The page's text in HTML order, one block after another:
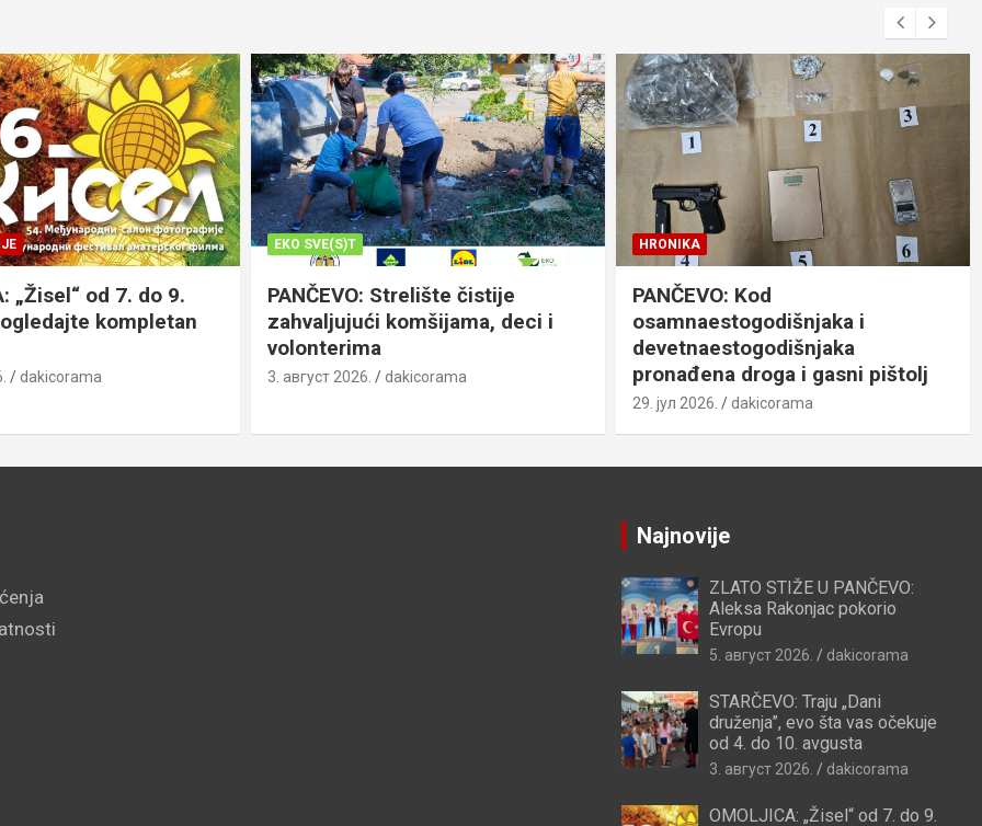
„Žisel“ od 7. do 9.
kompletan
dakicorama
EKO SVE(S)T
PANČEVO: Strelište čistije
zahvaljujući komšijama, deci i
volonterima
3. август 2026. dakicorama
HRONIKA
PANČEVO: Kod
osamnaestogodišnjaka i
devetnaestogodišnjaka
pronađena droga i gasni pištolj
29. јул 2026. dakicorama
Najnovije
ZLATO STIŽE U PANČEVO:
Aleksa Rakonjac pokorio
Evropu
5. август 2026. dakicorama
STARČEVO: Traju „Dani
druženja”, evo šta vas očekuje
od 4. do 10. avgusta
3. август 2026. dakicorama
OMOLJICA: „Žisel“ od 7. do 9.